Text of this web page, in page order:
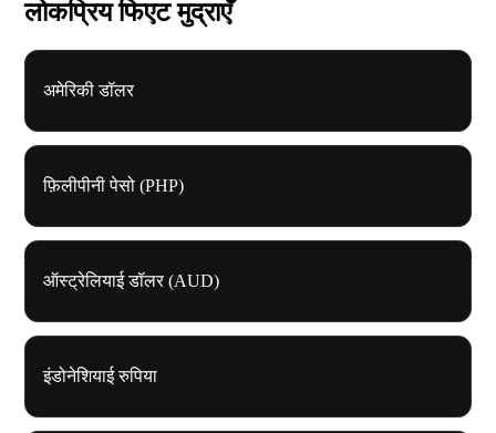
लोकप्रिय फिएट मुद्राएँ
अमेरिकी डॉलर
फ़िलीपीनी पेसो (PHP)
ऑस्ट्रेलियाई डॉलर (AUD)
इंडोनेशियाई रुपिया